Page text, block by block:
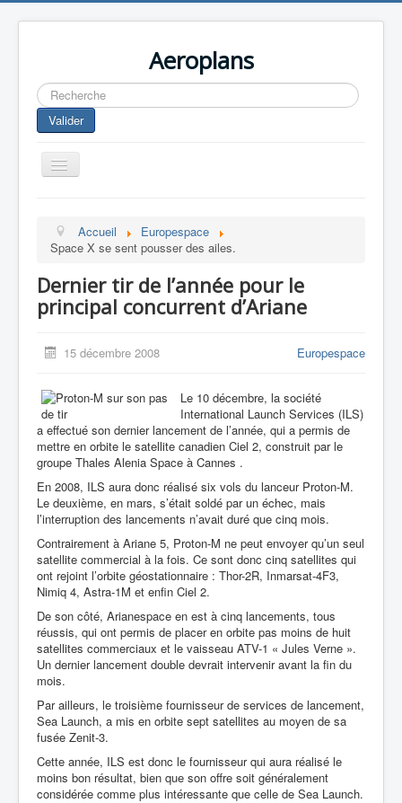
Aeroplans
Rechercher
Valider
Toggle
Navigation
Aviation Commerciale
Aviation Militaire
Drones
Accueil
Europespace
Space X se sent pousser des ailes.
Dernier tir de l’année pour le
principal concurrent d’Ariane
15 décembre 2008 Europespace
Le 10 décembre, la société
International Launch Services (ILS)
a effectué son dernier lancement de l’année, qui a permis de
mettre en orbite le satellite canadien Ciel 2, construit par le
groupe Thales Alenia Space à Cannes .
En 2008, ILS aura donc réalisé six vols du lanceur Proton-M.
Le deuxième, en mars, s’était soldé par un échec, mais
l’interruption des lancements n’avait duré que cinq mois.
Contrairement à Ariane 5, Proton-M ne peut envoyer qu’un seul
satellite commercial à la fois. Ce sont donc cinq satellites qui
ont rejoint l’orbite géostationnaire : Thor-2R, Inmarsat-4F3,
Nimiq 4, Astra-1M et enfin Ciel 2.
De son côté, Arianespace en est à cinq lancements, tous
réussis, qui ont permis de placer en orbite pas moins de huit
satellites commerciaux et le vaisseau ATV-1 « Jules Verne ».
Un dernier lancement double devrait intervenir avant la fin du
mois.
Par ailleurs, le troisième fournisseur de services de lancement,
Sea Launch, a mis en orbite sept satellites au moyen de sa
fusée Zenit-3.
Cette année, ILS est donc le fournisseur qui aura réalisé le
moins bon résultat, bien que son offre soit généralement
considérée comme plus intéressante que celle de Sea Launch.